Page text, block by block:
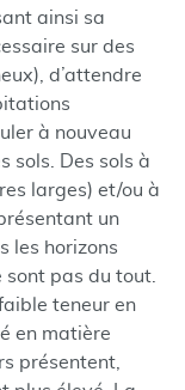
ainsi sa
sur des
d’attendre
à nouveau
sols. Des sols à
larges) et/ou à
un
les horizons
sont pas du tout.
teneur en
en matière
présentent,